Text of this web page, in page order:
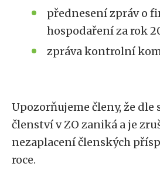
přednesení zpráv o
hospodaření za rok
zpráva kontrolní
Upozorňujeme členy, že dle
členství v ZO zaniká a je
nezaplacení členských
roce.